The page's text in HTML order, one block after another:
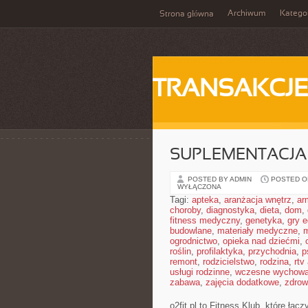
Strona główna Archiwum
TRANSAKCJE
SUPLEMENTACJA
POSTED BY ADMIN POSTED
WYŁĄCZONA
Tagi: apteka, aranżacja wnętrz,
choroby, diagnostyka, dieta, dom,
fitness medyczny, genetyka, gry
budowlane, materiały medyczne,
ogrodnictwo, opieka nad dziećmi,
roślin, profilaktyka, przychodnia,
remont, rodzicielstwo, rodzina, rtv
usługi rodzinne, wczesne
zabawa, zajęcia dodatkowe,
o2fit.pl to Fitness Klub, które